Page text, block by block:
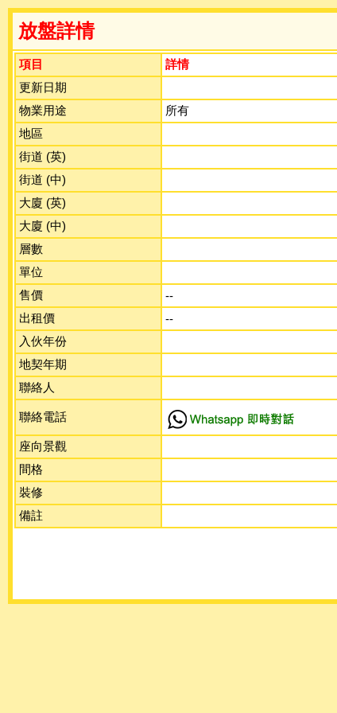
放盤詳情
項目
詳情
更新日期
物業用途
所有
地區
街道 (英)
街道 (中)
大廈 (英)
大廈 (中)
層數
單位
售價
--
出租價
--
入伙年份
地契年期
聯絡人
聯絡電話
座向景觀
間格
裝修
備註